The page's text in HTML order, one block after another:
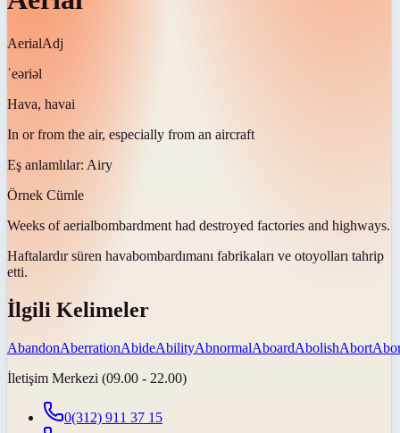
AerialAdj
ˈeəriəl
Hava, havai
In or from the air, especially from an aircraft
Eş anlamlılar: Airy
Örnek Cümle
Weeks of aerialbombardment had destroyed factories and highways.
Haftalardır süren havabombardımanı fabrikaları ve otoyolları tahrip
etti.
İlgili Kelimeler
AbandonAberrationAbideAbilityAbnormalAboardAbolishAbort
İletişim Merkezi (09.00 - 22.00)
0(312) 911 37 15